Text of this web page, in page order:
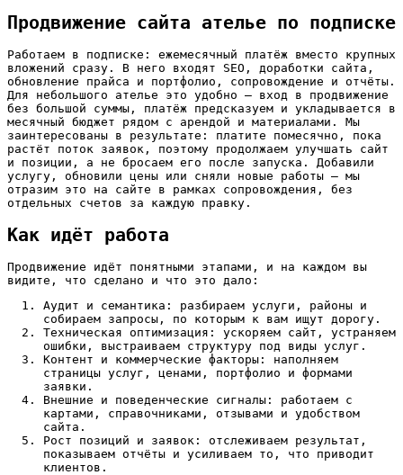
Продвижение сайта ателье по подписке
Работаем в подписке: ежемесячный платёж вместо крупных
вложений сразу. В него входят SEO, доработки сайта,
обновление прайса и портфолио, сопровождение и отчёты.
Для небольшого ателье это удобно — вход в продвижение
без большой суммы, платёж предсказуем и укладывается в
месячный бюджет рядом с арендой и материалами. Мы
заинтересованы в результате: платите помесячно, пока
растёт поток заявок, поэтому продолжаем улучшать сайт
и позиции, а не бросаем его после запуска. Добавили
услугу, обновили цены или сняли новые работы — мы
отразим это на сайте в рамках сопровождения, без
отдельных счетов за каждую правку.
Как идёт работа
Продвижение идёт понятными этапами, и на каждом вы
видите, что сделано и что это дало:
Аудит и семантика: разбираем услуги, районы и
собираем запросы, по которым к вам ищут дорогу.
Техническая оптимизация: ускоряем сайт, устраняем
ошибки, выстраиваем структуру под виды услуг.
Контент и коммерческие факторы: наполняем
страницы услуг, ценами, портфолио и формами
заявки.
Внешние и поведенческие сигналы: работаем с
картами, справочниками, отзывами и удобством
сайта.
Рост позиций и заявок: отслеживаем результат,
показываем отчёты и усиливаем то, что приводит
клиентов.